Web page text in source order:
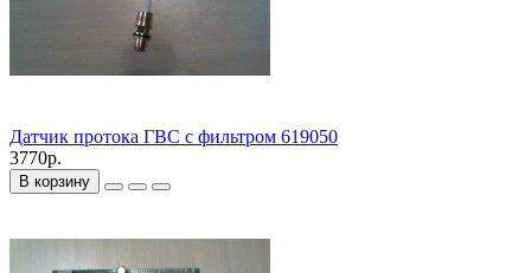
Датчик протока ГВС с фильтром 619050
3770р.
В корзину